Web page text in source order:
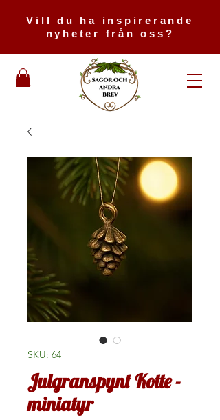
Vill du ha inspirerande
nyheter från oss?
SKU: 64
Julgranspynt Kotte -
miniatyr